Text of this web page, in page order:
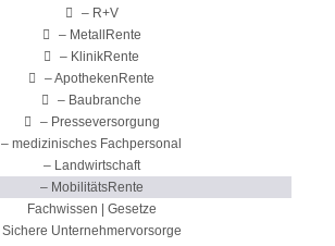
– R+V
– MetallRente
– KlinikRente
– ApothekenRente
– Baubranche
– Presseversorgung
– medizinisches Fachpersonal
– Landwirtschaft
– MobilitätsRente
Fachwissen | Gesetze
Sichere Unternehmervorsorge